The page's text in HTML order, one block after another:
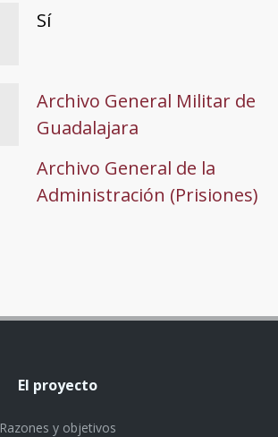
Sí
Archivo General Militar de
Guadalajara
Archivo General de la
Administración (Prisiones)
El proyecto
Razones y objetivos